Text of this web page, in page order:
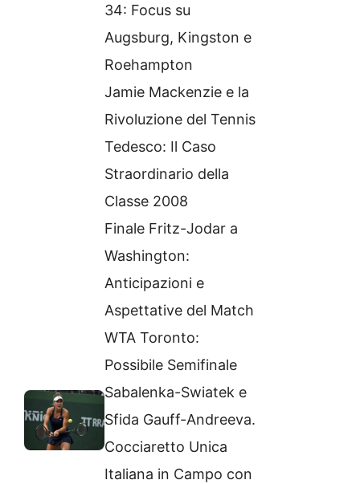
34: Focus su
Augsburg, Kingston e
Roehampton
Jamie Mackenzie e la
Rivoluzione del Tennis
Tedesco: Il Caso
Straordinario della
Classe 2008
Finale Fritz-Jodar a
Washington:
Anticipazioni e
Aspettative del Match
WTA Toronto:
Possibile Semifinale
Sabalenka-Swiatek e
Sfida Gauff-Andreeva.
Cocciaretto Unica
Italiana in Campo con